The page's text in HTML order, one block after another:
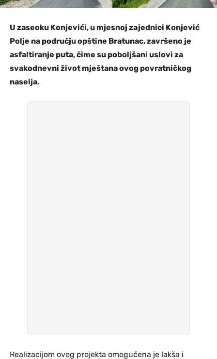
U zaseoku Konjevići, u mjesnoj zajednici Konjević
Polje na području opštine Bratunac, završeno je
asfaltiranje puta, čime su poboljšani uslovi za
svakodnevni život mještana ovog povratničkog
naselja.
Realizacijom ovog projekta omogućena je lakša i